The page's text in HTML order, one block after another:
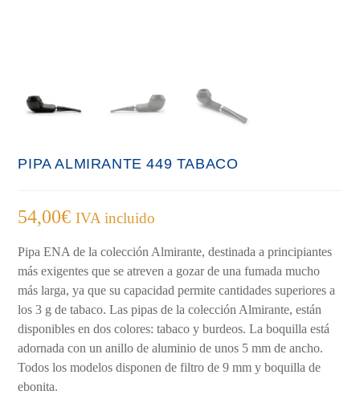
PIPA ALMIRANTE 449 TABACO
54,00€ IVA incluido
Pipa ENA de la colección Almirante, destinada a principiantes
más exigentes que se atreven a gozar de una fumada mucho
más larga, ya que su capacidad permite cantidades superiores a
los 3 g de tabaco. Las pipas de la colección Almirante, están
disponibles en dos colores: tabaco y burdeos. La boquilla está
adornada con un anillo de aluminio de unos 5 mm de ancho.
Todos los modelos disponen de filtro de 9 mm y boquilla de
ebonita.